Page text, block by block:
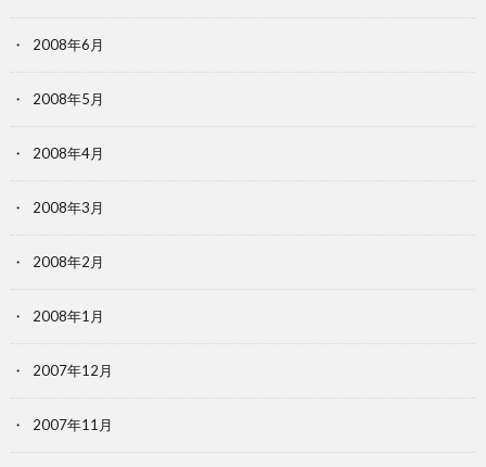
2008年6月
2008年5月
2008年4月
2008年3月
2008年2月
2008年1月
2007年12月
2007年11月